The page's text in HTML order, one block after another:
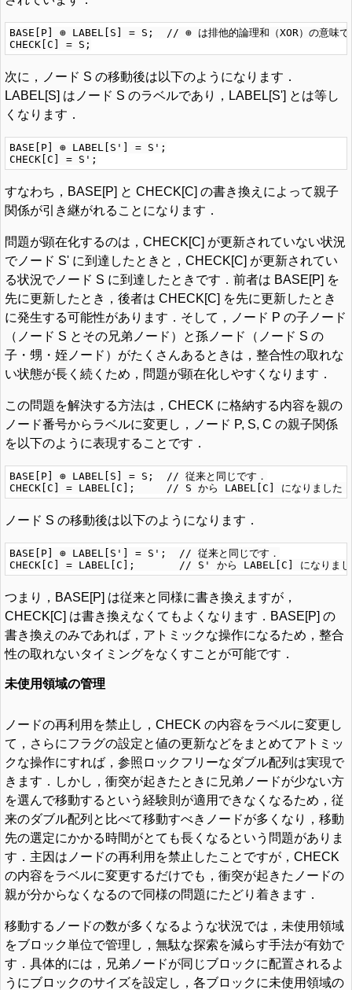
BASE[P] ⊕ LABEL[S] = S;  // ⊕ は排他的論理和（XOR）の意味で
次に，ノード S の移動後は以下のようになります．
LABEL[S] はノード S のラベルであり，LABEL[S'] とは等し
くなります．
BASE[P] ⊕ LABEL[S'] = S';
すなわち，BASE[P] と CHECK[C] の書き換えによって親子
関係が引き継がれることになります．
問題が顕在化するのは，CHECK[C] が更新されていない状況
でノード S' に到達したときと，CHECK[C] が更新されてい
る状況でノード S に到達したときです．前者は BASE[P] を
先に更新したとき，後者は CHECK[C] を先に更新したとき
に発生する可能性があります．そして，ノード P の子ノード
（ノード S とその兄弟ノード）と孫ノード（ノード S の
子・甥・姪ノード）がたくさんあるときは，整合性の取れな
い状態が長く続くため，問題が顕在化しやすくなります．
この問題を解決する方法は，CHECK に格納する内容を親の
ノード番号からラベルに変更し，ノード P, S, C の親子関係
を以下のように表現することです．
BASE[P] ⊕ LABEL[S] = S;  // 従来と同じです．
ノード S の移動後は以下のようになります．
BASE[P] ⊕ LABEL[S'] = S';  // 従来と同じです．
つまり，BASE[P] は従来と同様に書き換えますが，
CHECK[C] は書き換えなくてもよくなります．BASE[P] の
書き換えのみであれば，アトミックな操作になるため，整合
性の取れないタイミングをなくすことが可能です．
未使用領域の管理
ノードの再利用を禁止し，CHECK の内容をラベルに変更し
て，さらにフラグの設定と値の更新などをまとめてアトミッ
クな操作にすれば，参照ロックフリーなダブル配列は実現で
きます．しかし，衝突が起きたときに兄弟ノードが少ない方
を選んで移動するという経験則が適用できなくなるため，従
来のダブル配列と比べて移動すべきノードが多くなり，移動
先の選定にかかる時間がとても長くなるという問題がありま
す．主因はノードの再利用を禁止したことですが，CHECK
の内容をラベルに変更するだけでも，衝突が起きたノードの
親が分からなくなるので同様の問題にたどり着きます．
移動するノードの数が多くなるような状況では，未使用領域
をブロック単位で管理し，無駄な探索を減らす手法が有効で
す．具体的には，兄弟ノードが同じブロックに配置されるよ
うにブロックのサイズを設定し，各ブロックに未使用領域の